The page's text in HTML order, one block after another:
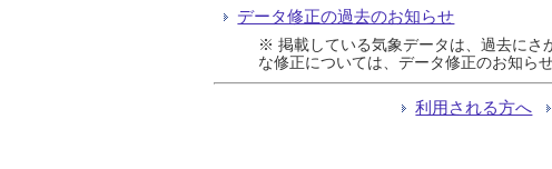
データ修正の過去のお知らせ
※ 掲載している気象データは、過去にさ
な修正については、データ修正のお知ら
利用される方へ